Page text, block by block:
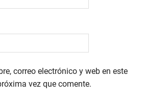
correo electrónico y web en este
vez que comente.